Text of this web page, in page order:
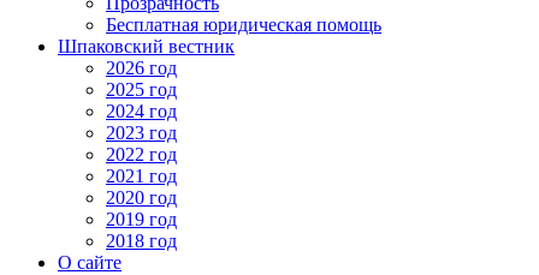
Бесплатная юридическая помощь
Шпаковский вестник
2026 год
2025 год
2024 год
2023 год
2022 год
2021 год
2020 год
2019 год
2018 год
О сайте